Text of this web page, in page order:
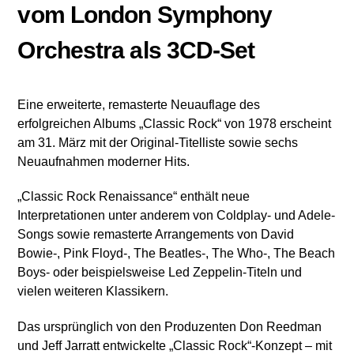
vom London Symphony
Orchestra als 3CD-Set
Eine erweiterte, remasterte Neuauflage des
erfolgreichen Albums „Classic Rock“ von 1978 erscheint
am 31. März mit der Original-Titelliste sowie sechs
Neuaufnahmen moderner Hits.
„Classic Rock Renaissance“ enthält neue
Interpretationen unter anderem von Coldplay- und Adele-
Songs sowie remasterte Arrangements von David
Bowie-, Pink Floyd-, The Beatles-, The Who-, The Beach
Boys- oder beispielsweise Led Zeppelin-Titeln und
vielen weiteren Klassikern.
Das ursprünglich von den Produzenten Don Reedman
und Jeff Jarratt entwickelte „Classic Rock“-Konzept – mit